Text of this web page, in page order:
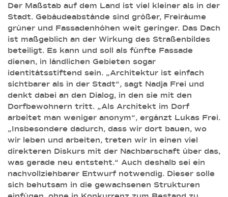
Der Maßstab auf dem Land ist viel kleiner als in der
Stadt. Gebäudeabstände sind größer, Freiräume
grüner und Fassadenhöhen weit geringer. Das Dach
ist maßgeblich an der Wirkung des Straßenbildes
beteiligt. Es kann und soll als fünfte Fassade
dienen, in ländlichen Gebieten sogar
identitätsstiftend sein. „Architektur ist einfach
sichtbarer als in der Stadt“, sagt Nadja Frei und
denkt dabei an den Dialog, in den sie mit den
Dorfbewohnern tritt. „Als Architekt im Dorf
arbeitet man weniger anonym“, ergänzt Lukas Frei.
„Insbesondere dadurch, dass wir dort bauen, wo
wir leben und arbeiten, treten wir in einen viel
direkteren Diskurs mit der Nachbarschaft über das,
was gerade neu entsteht.“ Auch deshalb sei ein
nachvollziehbarer Entwurf notwendig. Dieser solle
sich behutsam in die gewachsenen Strukturen